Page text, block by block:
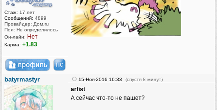
Стаж: 17 лет
Сообщений: 4899
Провайдер: Дом.ru
Пол: Не определилось
Он-лайн: Нет
Карма: +1.83
batyrmastyr 15-Ноя-2016 16:33 (спустя 8 минут)
arfist
А сейчас что-то не пашет?